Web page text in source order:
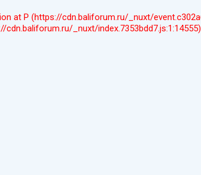
at P (https://cdn.baliforum.ru/_nuxt/
cdn.baliforum.ru/_nuxt/index.7353bdd7.js:1:14555)